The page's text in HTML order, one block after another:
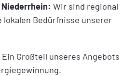
Wir sind regional
Bedürfnisse unserer
Ein Großteil unseres Angebots